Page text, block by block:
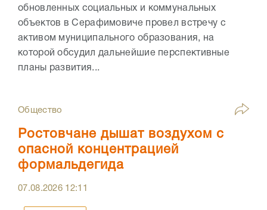
обновленных социальных и коммунальных
объектов в Серафимовиче провел встречу с
активом муниципального образования, на
которой обсудил дальнейшие перспективные
планы развития...
Общество
Ростовчане дышат воздухом с
опасной концентрацией
формальдегида
07.08.2026 12:11